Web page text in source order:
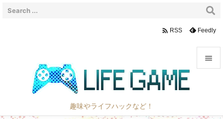
趣味やライフハックなど！

サイド
 RSS Feedly